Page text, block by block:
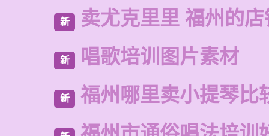
新 卖尤克里里 福州的
新 唱歌培训图片素材
新 福州哪里卖小提琴比